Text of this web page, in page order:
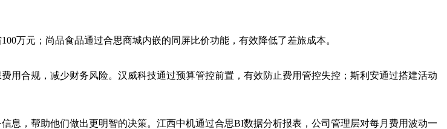
万元；尚品食品通过合思商城内嵌的同屏比价功能，有效降低了差旅成本。
用合规，减少财务风险。汉威科技通过预算管控前置，有效防止费用管控失控；斯利安通过搭建活动
息，帮助他们做出更明智的决策。江西中机通过合思BI数据分析报表，公司管理层对每月费用波动一